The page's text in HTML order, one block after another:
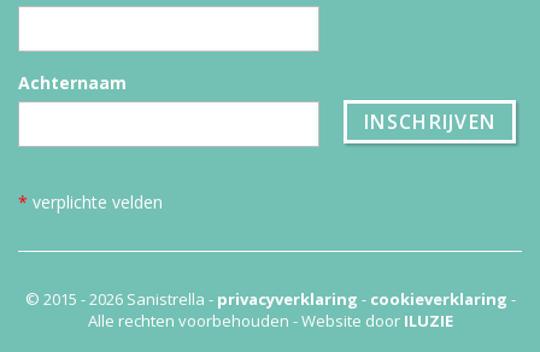
Achternaam
* verplichte velden
© 2015 - 2026 Sanistrella - privacyverklaring - cookieverklaring -
Alle rechten voorbehouden - Website door ILUZIE